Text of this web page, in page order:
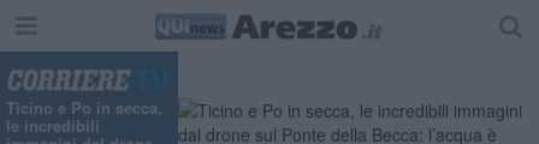
Ticino e Po in secca,
le incredibili